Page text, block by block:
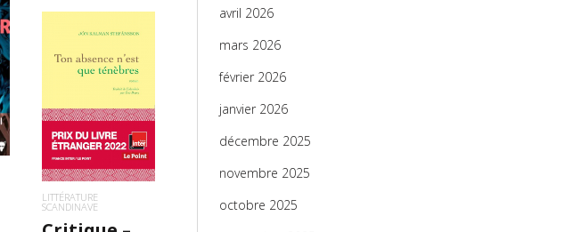
LIRE LA SUITE
LITTÉRATURE
SCANDINAVE
avril 2026
mars 2026
février 2026
janvier 2026
décembre 2025
novembre 2025
octobre 2025